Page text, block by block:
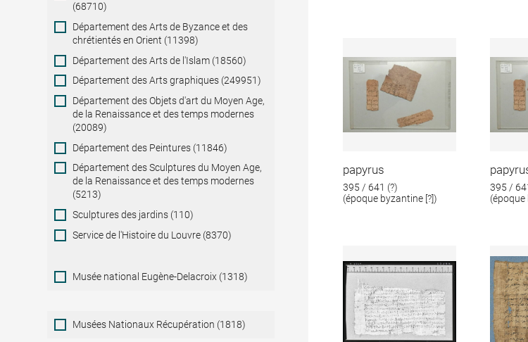
(68710)
Département des Arts de Byzance et des
chrétientés en Orient (11398)
Département des Arts de l'Islam (18560)
Département des Arts graphiques (249951)
Département des Objets d'art du Moyen Age,
de la Renaissance et des temps modernes
(20089)
Département des Peintures (11846)
Département des Sculptures du Moyen Age,
de la Renaissance et des temps modernes
(5213)
Sculptures des jardins (110)
Service de l'Histoire du Louvre (8370)
Musée national Eugène-Delacroix (1318)
Musées
Nationaux
Musées Nationaux Récupération (1818)
papyrus
395 / 641 (?)
(époque byzantine [?])
395 /
(époque